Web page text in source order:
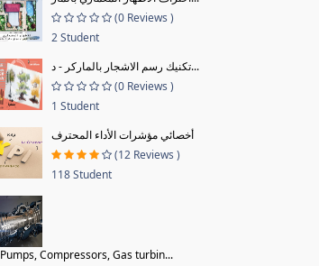
(0 Reviews )
2 Student
تكنيك رسم الاشجار بالماركر - د...
(0 Reviews )
1 Student
أخصائي مؤشرات الأداء المحترف
(12 Reviews )
118 Student
Pumps, Compressors, Gas turbin...